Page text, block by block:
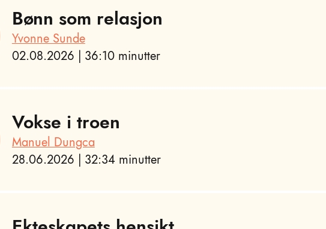
Bønn som relasjon
Yvonne Sunde
02.08.2026 | 36:10 minutter
Vokse i troen
Manuel Dungca
28.06.2026 | 32:34 minutter